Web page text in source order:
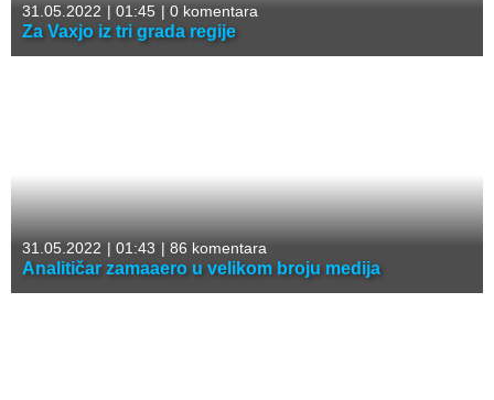
31.05.2022 | 01:45 | 0 komentara
Za Vaxjo iz tri grada regije
31.05.2022 | 01:43 | 86 komentara
Analitičar zamaaero u velikom broju medija